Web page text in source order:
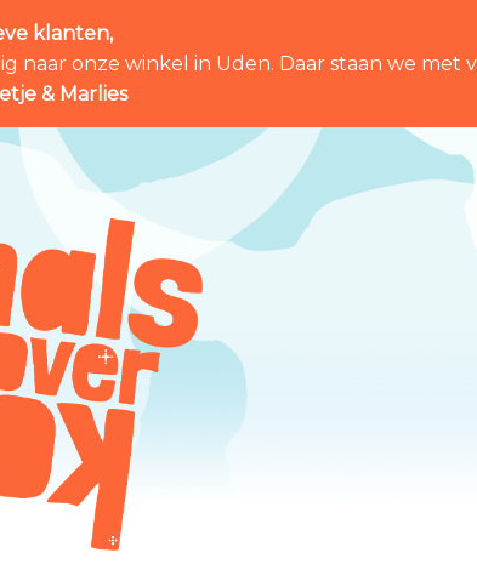
klanten,
onze winkel in Uden. Daar staan we met
& Marlies